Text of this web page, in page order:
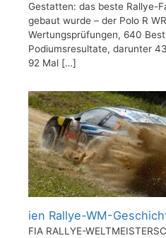
Gestatten: das beste Rallye-
gebaut wurde – der Polo R
Wertungsprüfungen, 640
Podiumsresultate, darunter
92 Mal […]
ien Rallye-WM-
FIA RALLYE-